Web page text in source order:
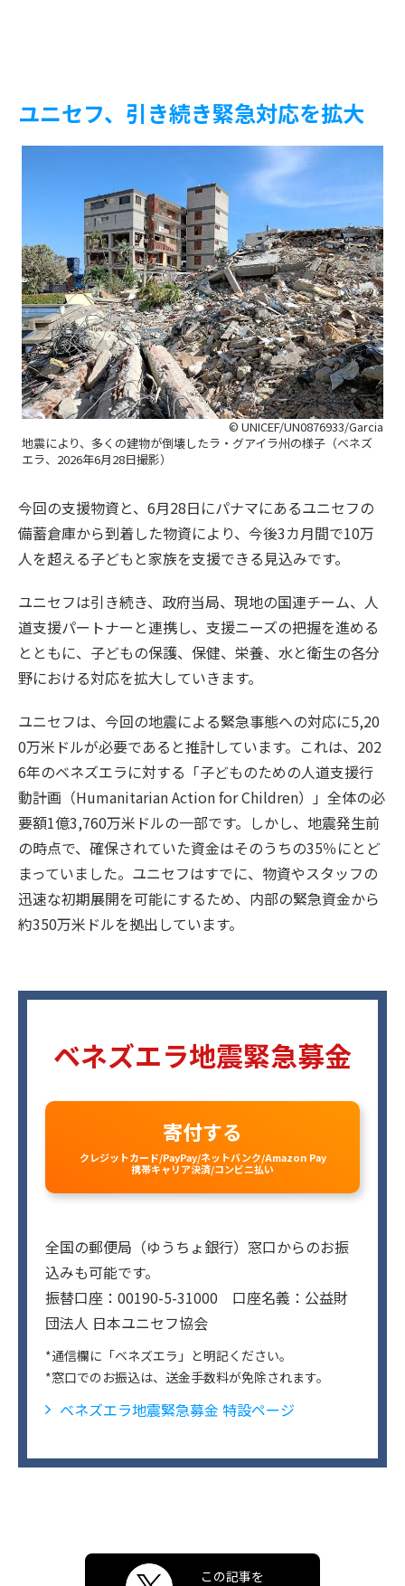
ユニセフ、引き続き緊急対応を拡大
© UNICEF/UN0876933/Garcia
地震により、多くの建物が倒壊したラ・グアイラ州の様子（ベネズ
エラ、2026年6月28日撮影）
今回の支援物資と、6月28日にパナマにあるユニセフの
備蓄倉庫から到着した物資により、今後3カ月間で10万
人を超える子どもと家族を支援できる見込みです。
ユニセフは引き続き、政府当局、現地の国連チーム、人
道支援パートナーと連携し、支援ニーズの把握を進める
とともに、子どもの保護、保健、栄養、水と衛生の各分
野における対応を拡大していきます。
ユニセフは、今回の地震による緊急事態への対応に5,20
0万米ドルが必要であると推計しています。これは、202
6年のベネズエラに対する「子どものための人道支援行
動計画（Humanitarian Action for Children）」全体の必
要額1億3,760万米ドルの一部です。しかし、地震発生前
の時点で、確保されていた資金はそのうちの35％にとど
まっていました。ユニセフはすでに、物資やスタッフの
迅速な初期展開を可能にするため、内部の緊急資金から
約350万米ドルを拠出しています。
ベネズエラ地震緊急募金
寄付する
クレジットカード/PayPay/ネットバンク/Amazon Pay
携帯キャリア決済/コンビニ払い
全国の郵便局（ゆうちょ銀行）窓口からのお振
込みも可能です。
振替口座：00190-5-31000 口座名義：公益財
団法人 日本ユニセフ協会
*通信欄に「ベネズエラ」と明記ください。
*窓口でのお振込は、送金手数料が免除されます。
ベネズエラ地震緊急募金 特設ページ
この記事を